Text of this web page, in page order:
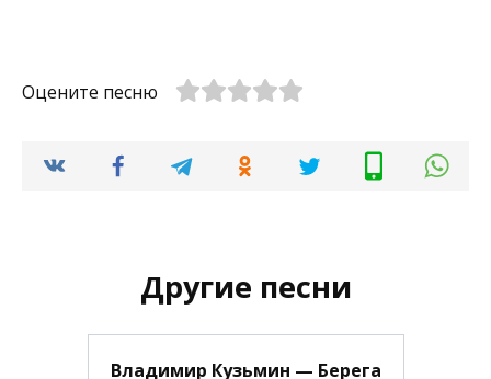
Оцените песню
Другие песни
Владимир Кузьмин — Берега